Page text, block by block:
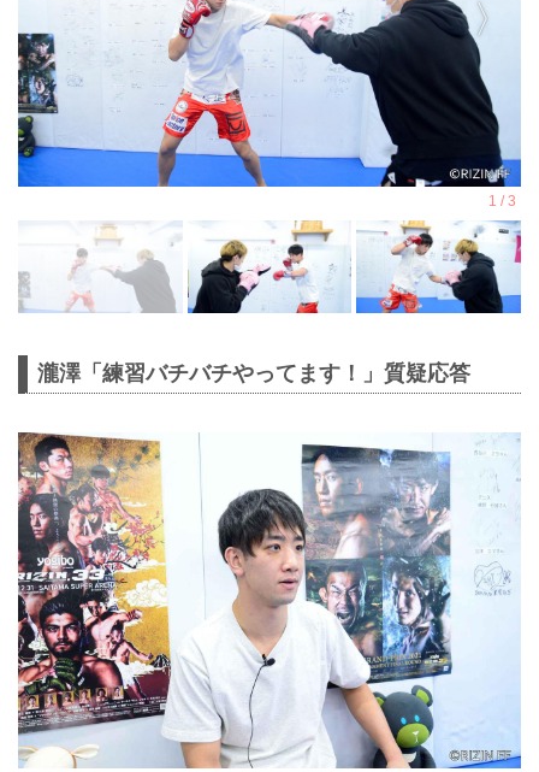
瀧澤「練習バチバチやってます！」質疑応答